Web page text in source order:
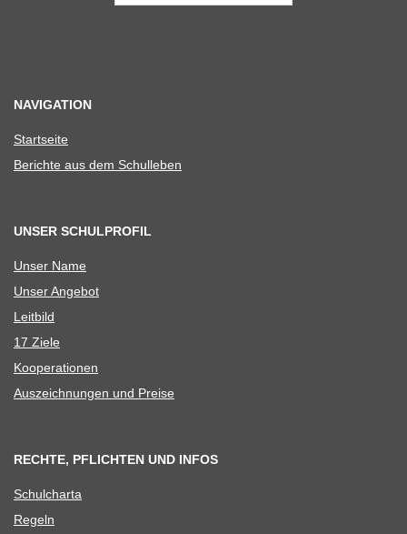
NAVIGATION
Start­seite
Berichte aus dem Schulleben
UNSER SCHULPROFIL
Unser Name
Unser Ange­bot
Leit­bild
17 Ziele
Koope­ra­tio­nen
Aus­zeich­nun­gen und Preise
RECHTE, PFLICHTEN UND INFOS
Schul­charta
Regeln